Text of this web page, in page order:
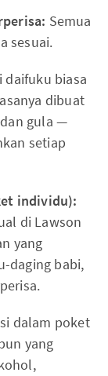
Semua
sesuai.
daifuku biasa
dibuat
gula —
setiap
individu):
di Lawson
yang
daging babi,
dalam poket
yang